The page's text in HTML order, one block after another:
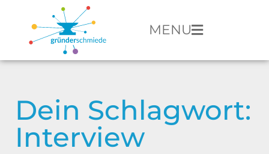
MENU
Dein Schlagwort:
Interview